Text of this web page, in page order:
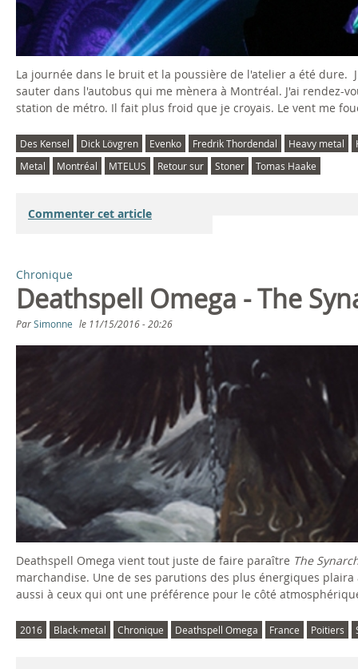
La journée dans le bruit et la poussière de l'atelier a été dure.
sauter dans l'autobus qui me mènera à Montréal. J'ai rendez-
station de métro. Il fait plus froid que je croyais. Le vent me
Des Kensel Dick Lövgren Evenko Fredrik Thordendal Heavy metal
Metal
Montréal MTELUS Retour sur Stoner Tomas Haake
Commenter cet article
Chronique
Deathspell Omega - The
ParSimonne le 11/15/2016 - 20:26
Deathspell Omega vient tout juste de faire paraître The
marchandise. Une de ses parutions des plus énergiques
aussi à ceux qui ont une préférence pour le côté
2016 Black-metal Chronique Deathspell Omega France Poitiers